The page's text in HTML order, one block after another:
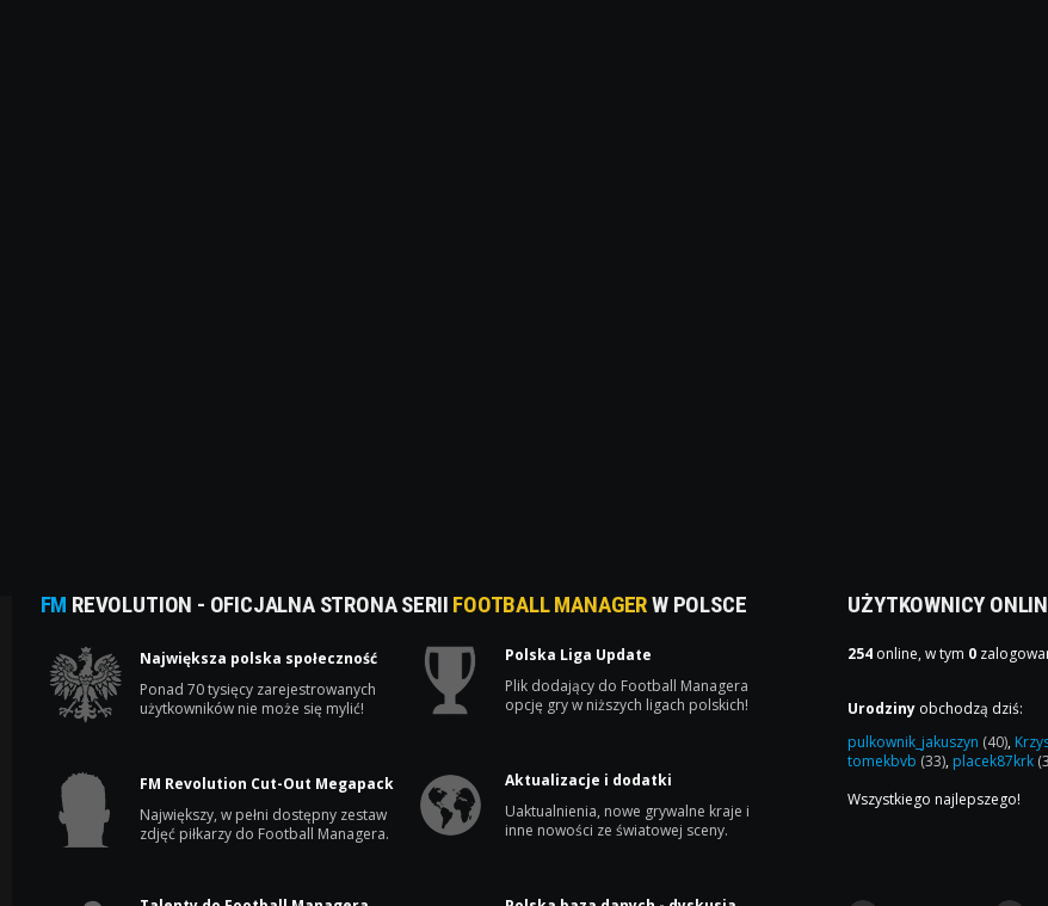
FM REVOLUTION - OFICJALNA STRONA SERII FOOTBALL MANAGERW POLSCE
Największa polska społeczność
Ponad 70 tysięcy zarejestrowanych
użytkowników nie może się mylić!
Polska Liga Update
Plik dodający do Football Managera
opcję gry w niższych ligach polskich!
FM Revolution Cut-Out Megapack
Największy, w pełni dostępny zestaw
zdjęć piłkarzy do Football Managera.
Aktualizacje i dodatki
Uaktualnienia, nowe grywalne kraje i
inne nowości ze światowej sceny.
UŻYTKOWNICY
254 online, w tym 0
Urodziny obchodzą dziś:
pulkownik_jakuszyn (40),
tomekbvb (33), placek87krk
Wszystkiego najlepszego!